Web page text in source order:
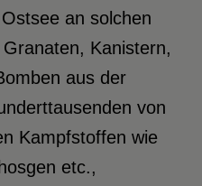
an solchen
Kanistern,
aus der
von
Kampfstoffen wie
etc.,